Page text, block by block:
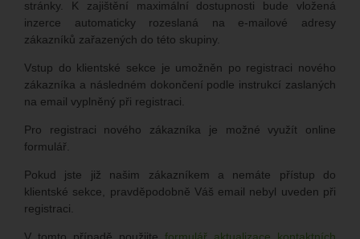
stránky. K zajištění maximální dostupnosti bude vložená
inzerce automaticky rozeslaná na e-mailové adresy
zákazníků zařazených do této skupiny.
Vstup do klientské sekce je umožněn po registraci nového
zákazníka a následném dokončení podle instrukcí zaslaných
na email vyplněný při registraci.
Pro registraci nového zákazníka je možné využít online
formulář.
Pokud jste již našim zákazníkem a nemáte přístup do
klientské sekce, pravděpodobně Váš email nebyl uveden při
registraci.